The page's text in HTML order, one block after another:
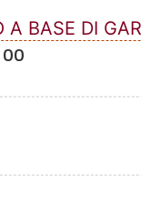
A BASE DI